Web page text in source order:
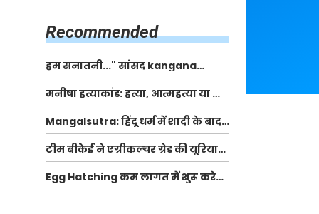
Recommended
हम सनातनी..." सांसद kangana
Ranaut से क्या बोली लड़की? Viral
Jantar-Mantar | CJP protest
मनीषा हत्याकांड: हत्या, आत्महत्या या कोई बड़ा राज?
| Full Story | Josh Haryana
Mangalsutra: हिंदू धर्म में शादी के बाद
मंगलसूत्र क्यों पहनती है महिलाएं, किसने
शुरु की ये परंपरा
टीम बीकेई ने एग्रीकल्चर ग्रेड की यूरिया
खाद गट्टों में बदलकर टेक्निकल ग्रेड में
बेचने वालों पर करवाई कार्रवाई:
Egg Hatching कम लागत में शुरू करे